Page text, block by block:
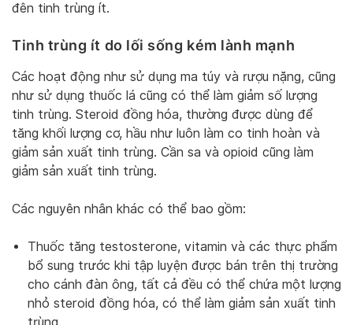
đên tinh trùng ít.
Tinh trùng ít do lối sống kém lành mạnh
Các hoạt động như sử dụng ma túy và rượu nặng, cũng
như sử dụng thuốc lá cũng có thể làm giảm số lượng
tinh trùng. Steroid đồng hóa, thường được dùng để
tăng khối lượng cơ, hầu như luôn làm co tinh hoàn và
giảm sản xuất tinh trùng. Cần sa và opioid cũng làm
giảm sản xuất tinh trùng.
Các nguyên nhân khác có thể bao gồm:
Thuốc tăng testosterone, vitamin và các thực phẩm
bổ sung trước khi tập luyện được bán trên thị trường
cho cánh đàn ông, tất cả đều có thể chứa một lượng
nhỏ steroid đồng hóa, có thể làm giảm sản xuất tinh